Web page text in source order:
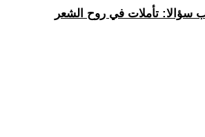
سؤالا: تأملات في روح الشعر